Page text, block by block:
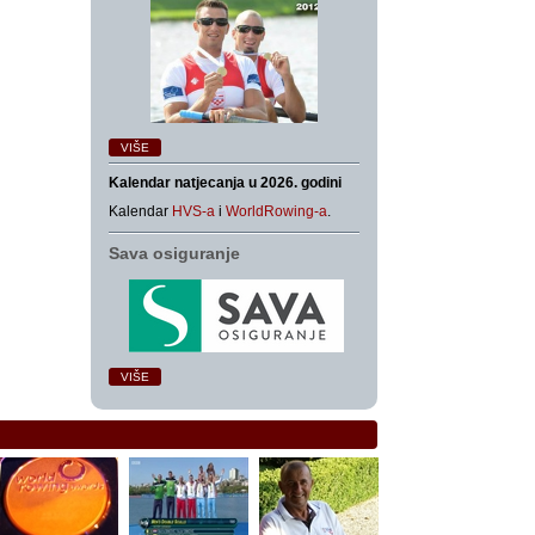
VIŠE
Kalendar natjecanja u 2026. godini
Kalendar HVS-a i WorldRowing-a.
Sava osiguranje
VIŠE